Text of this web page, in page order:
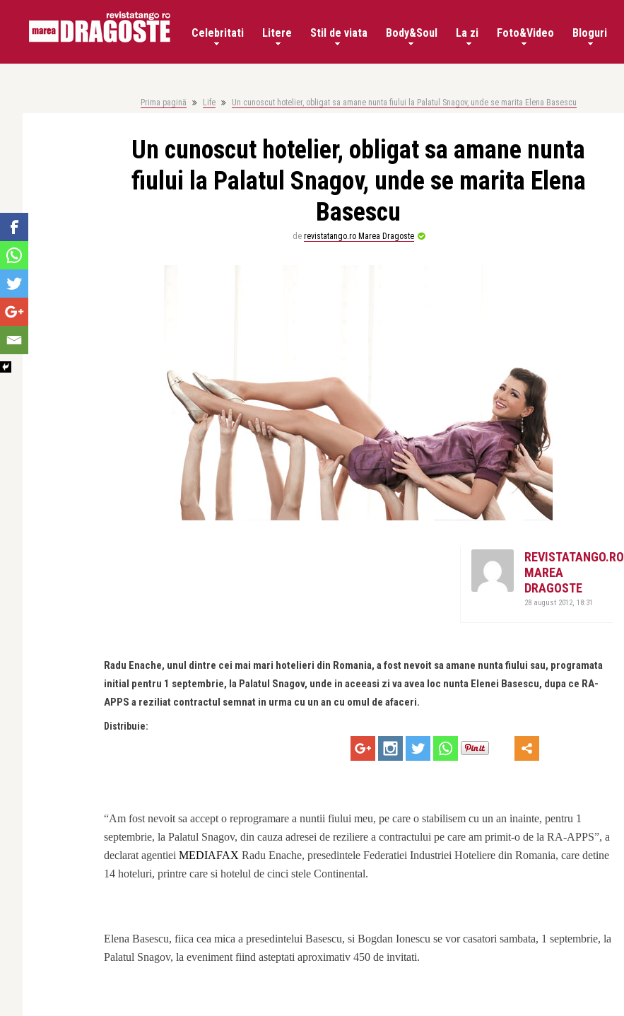
Celebritati Litere Stil de viata Body&Soul La zi Foto&Video Bloguri
Prima pagină Life Un cunoscut hotelier, obligat sa amane nunta fiului la Palatul Snagov, unde se marita Elena Basescu
Un cunoscut hotelier, obligat sa amane nunta
fiului la Palatul Snagov, unde se marita Elena
Basescu
de revistatango.ro Marea Dragoste
REVISTATANGO.RO
MAREA
DRAGOSTE
28 august 2012, 18:31
Radu Enache, unul dintre cei mai mari hotelieri din Romania, a fost nevoit sa amane nunta fiului sau, programata
initial pentru 1 septembrie, la Palatul Snagov, unde in aceeasi zi va avea loc nunta Elenei Basescu, dupa ce RA-
APPS a reziliat contractul semnat in urma cu un an cu omul de afaceri.
Distribuie:
“Am fost nevoit sa accept o reprogramare a nuntii fiului meu, pe care o stabilisem cu un an inainte, pentru 1
septembrie, la Palatul Snagov, din cauza adresei de reziliere a contractului pe care am primit-o de la RA-APPS”, a
declarat agentiei MEDIAFAX Radu Enache, presedintele Federatiei Industriei Hoteliere din Romania, care detine
14 hoteluri, printre care si hotelul de cinci stele Continental.
Elena Basescu, fiica cea mica a presedintelui Basescu, si Bogdan Ionescu se vor casatori sambata, 1 septembrie, la
Palatul Snagov, la eveniment fiind asteptati aproximativ 450 de invitati.